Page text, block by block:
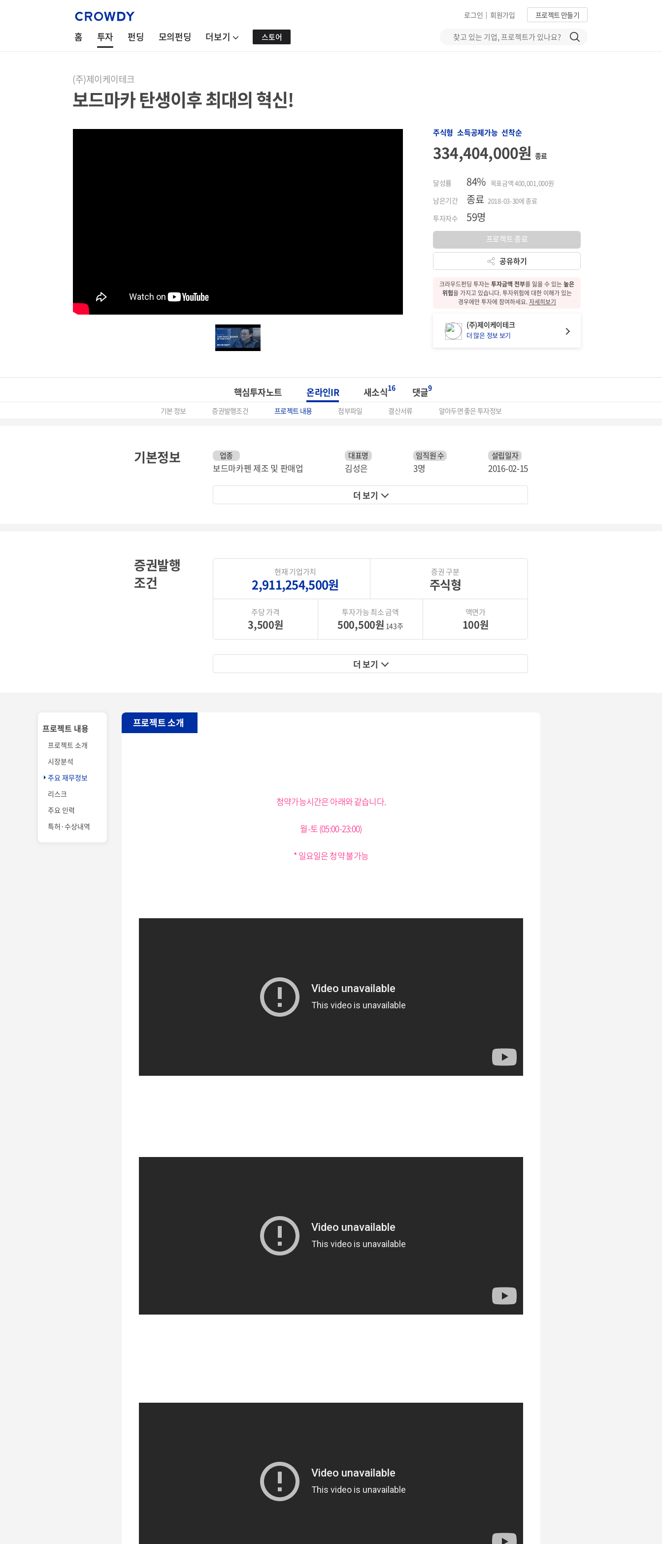
프로젝트 만들기
회원가입
|
로그인
홈 투자 펀딩 모의펀딩 더보기 스토어
(주)제이케이테크
보드마카 탄생이후 최대의 혁신!
주식형 소득공제가능 선착순
334,404,000원 종료
달성률 84% 목표금액 400,001,000원
남은기간 종료 2018-03-30에 종료
투자자수 59명
프로젝트 종료
공유하기
크라우드펀딩 투자는투자금액 전부를 잃을 수 있는높은
위험을 가지고 있습니다.투자위험에 대한 이해가 있는
경우에만 투자에 참여하세요.자세히보기
(주)제이케이테크
더 많은 정보 보기
핵심투자노트 온라인IR 새소식16 댓글9
기본 정보 증권발행조건 프로젝트 내용 첨부파일 결산서류 알아두면 좋은 투자정보
기본정보 업종
보드마카펜 제조 및 판매업
대표명
김성은
임직원 수
3명
설립일자
2016-02-15
더 보기
증권발행
조건
현재 기업가치
2,911,254,500원
증권 구분
주식형
주당 가격
3,500원
투자가능 최소 금액
500,500원 143주
액면가
100원
더 보기
프로젝트 내용
프로젝트 소개
시장분석
주요 재무정보
리스크
주요 인력
특허·수상내역
프로젝트 소개
청약가능시간은 아래와 같습니다.
월-토 (05:00-23:00)
* 일요일은 청약 불가능